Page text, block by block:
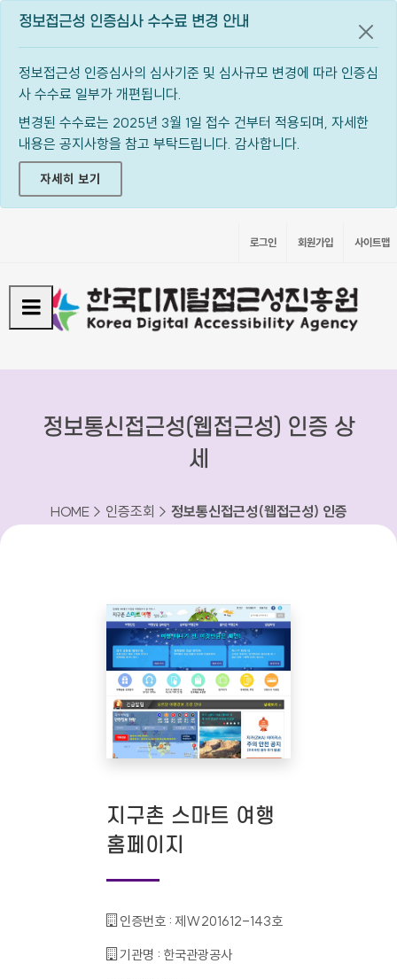
정보접근성 인증심사 수수료 변경 안내
정보접근성 인증심사의 심사기준 및 심사규모 변경에 따라 인증심
사 수수료 일부가 개편됩니다.
변경된 수수료는 2025년 3월 1일 접수 건부터 적용되며, 자세한
내용은 공지사항을 참고 부탁드립니다. 감사합니다.
자세히 보기
공지
로그인 회원가입 사이트맵
정보통신접근성(웹접근성) 인증 상
세
HOME > 인증조회 > 정보통신접근성(웹접근성) 인증
지구촌 스마트 여행
홈페이지
인증번호 : 제W201612-143호
기관명 : 한국관광공사